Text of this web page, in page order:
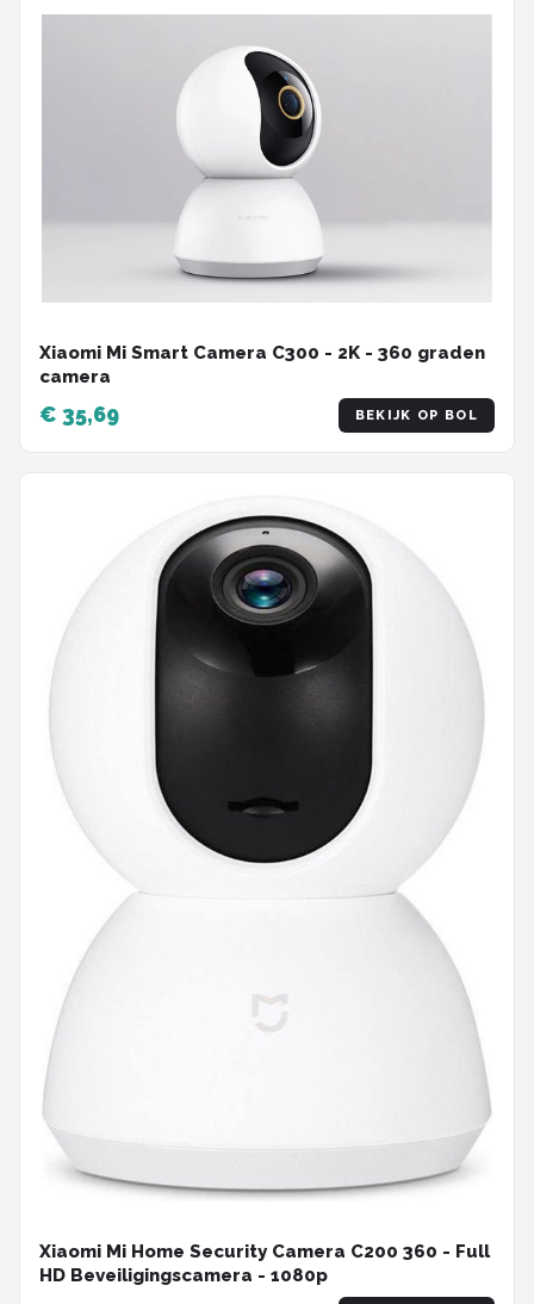
Xiaomi Mi Smart Camera C300 - 2K - 360 graden
camera
€ 35,69 BEKIJK OP BOL
Xiaomi Mi Home Security Camera C200 360 - Full
HD Beveiligingscamera - 1080p